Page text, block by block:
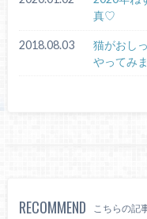
真♡
2018.08.03
猫がおし
やってみ
RECOMMEND こちらの記